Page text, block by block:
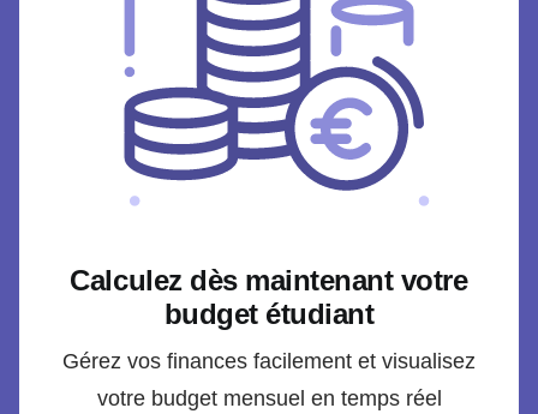
Calculez dès maintenant votre
budget étudiant
Gérez vos finances facilement et visualisez
votre budget mensuel en temps réel